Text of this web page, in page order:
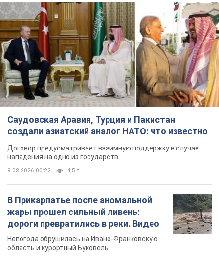
Саудовская Аравия, Турция и Пакистан
создали азиатский аналог НАТО: что известно
Договор предусматривает взаимную поддержку в случае
нападения на одно из государств
8.08.2026 00:22 4,5 т.
В Прикарпатье после аномальной
жары прошел сильный ливень:
дороги превратились в реки. Видео
Непогода обрушилась на Ивано-Франковскую
область и курортный Буковель